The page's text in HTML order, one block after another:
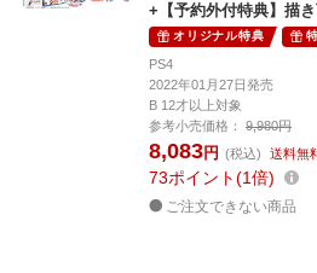
+【予約外付特典】描
オリジナル特典
PS4
2022年01月27日発売
B 12才以上対象
参考小売価格：
9,980円
8,083円 (税込) 送料無
73ポイント 1倍
ご注文できない商品